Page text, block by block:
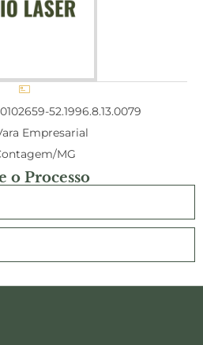
52.1996.8.13.0079
Empresarial
MG
o Processo